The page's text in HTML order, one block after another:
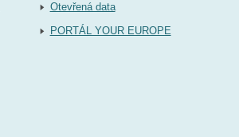
Otevřená data
PORTÁL YOUR EUROPE